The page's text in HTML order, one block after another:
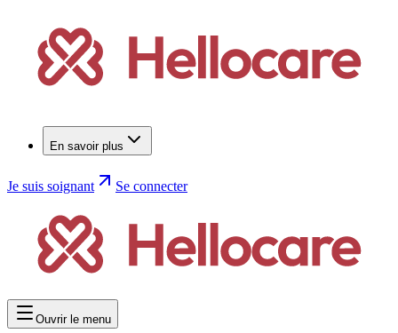
En savoir plus
Je suis soignant Se connecter
Ouvrir le menu